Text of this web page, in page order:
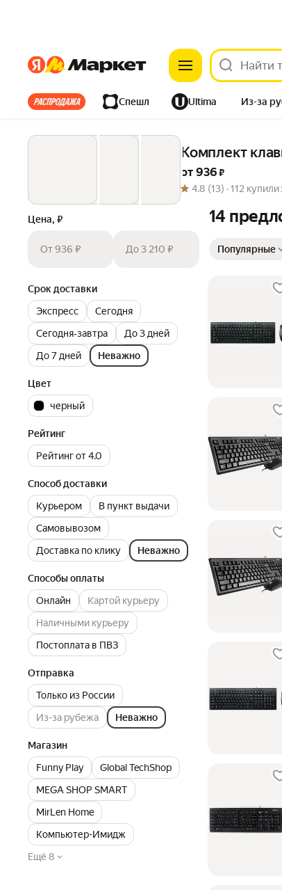
ЯндексЯндекс
Все хиты Спешл Ultima Из-за
Дом Ремонт Детям Красота
Комплект
от 936 ₽
4.8 (13) ·112 купили
Цена, ₽
От 936 ₽ До 3 210 ₽
Срок доставки
Экспресс
Сегодня
Сегодня‐завтра
До 3 дней
До 7 дней
Неважно
Цвет
черный
Рейтинг
Рейтинг от 4.0
Способ доставки
Курьером
В пункт выдачи
Самовывозом
Доставка по клику
Неважно
Способы оплаты
Онлайн
Картой курьеру
Наличными курьеру
Постоплата в ПВЗ
Отправка
Только из России
Из-за рубежа
Неважно
Магазин
Funny Play
Global TechShop
MEGA SHOP SMART
MirLen Home
Компьютер-Имидж
Ещё 8
14
Популярные